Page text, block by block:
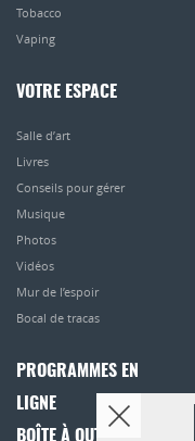
Tobacco
Vaping
VOTRE ESPACE
Salle d’art
Livres
Conseils pour gérer
Musique
Photos
Vidéos
Mur de l’espoir
Bocal de tracas
PROGRAMMES EN
LIGNE
BOÎTE À OUTILS